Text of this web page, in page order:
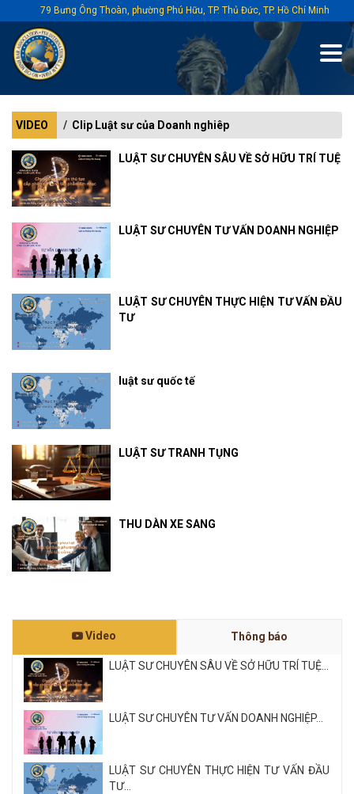
79 Bưng Ông Thoàn, phường Phú Hữu, TP. Thủ Đức, TP. Hồ Chí Minh
VIDEO Clip Luật sư của Doanh nghiêp
LUẬT SƯ CHUYÊN SÂU VỀ SỞ HỮU TRÍ TUỆ
LUẬT SƯ CHUYÊN TƯ VẤN DOANH NGHIỆP
LUẬT SƯ CHUYÊN THỰC HIỆN TƯ VẤN ĐẦU
TƯ
luật sư quốc tế
LUẬT SƯ TRANH TỤNG
THU DÀN XE SANG
Video Thông báo
LUẬT SƯ CHUYÊN SÂU VỀ SỞ HỮU TRÍ TUỆ...
LUẬT SƯ CHUYÊN TƯ VẤN DOANH NGHIỆP...
LUẬT SƯ CHUYÊN THỰC HIỆN TƯ VẤN ĐẦU
TƯ...